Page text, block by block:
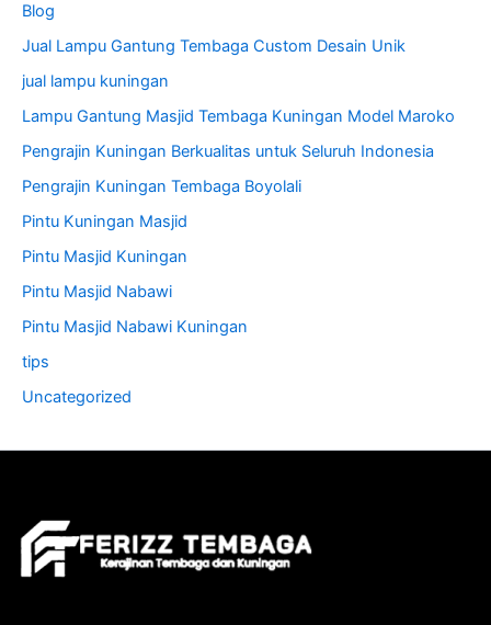
Blog
Jual Lampu Gantung Tembaga Custom Desain Unik
jual lampu kuningan
Lampu Gantung Masjid Tembaga Kuningan Model Maroko
Pengrajin Kuningan Berkualitas untuk Seluruh Indonesia
Pengrajin Kuningan Tembaga Boyolali
Pintu Kuningan Masjid
Pintu Masjid Kuningan
Pintu Masjid Nabawi
Pintu Masjid Nabawi Kuningan
tips
Uncategorized